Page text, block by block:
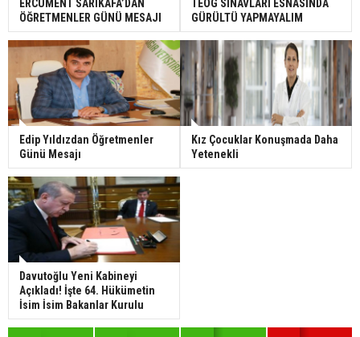
ERCÜMENT SARIKAFA’DAN
ÖĞRETMENLER GÜNÜ MESAJI
TEOG SINAVLARI ESNASINDA
GÜRÜLTÜ YAPMAYALIM
Edip Yıldızdan Öğretmenler
Günü Mesajı
Kız Çocuklar Konuşmada Daha
Yetenekli
Davutoğlu Yeni Kabineyi
Açıkladı! İşte 64. Hükümetin
İsim İsim Bakanlar Kurulu